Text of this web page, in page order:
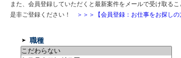
また、会員登録していただくと最新案件をメールで受け取るこ
是非ご登録ください！
＞＞＞【会員登録：お仕事をお探しの
職種